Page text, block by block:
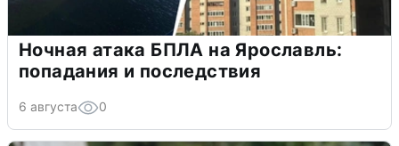
Ночная атака БПЛА на Ярославль:
попадания и последствия
6 августа 0